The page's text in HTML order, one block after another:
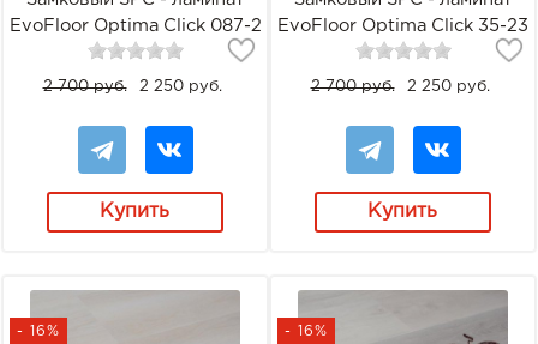
EvoFloor Optima Click 087-2
Дуб Арктический
2 700 руб. 2 250 руб.
Купить
EvoFloor Optima Click 35-23
Дуб Дымчатый
2 700 руб. 2 250 руб.
Купить
- 16% - 16%